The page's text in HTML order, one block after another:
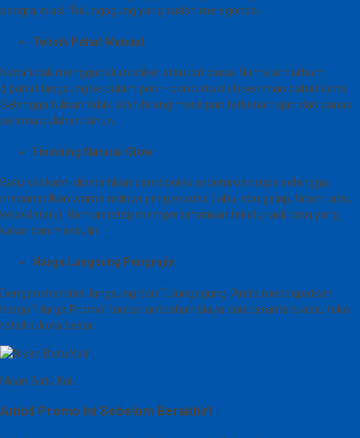
pengrajin asli Tulungagung yang sudah melegenda.
Teknik Pahat Manual
Kami tidak menggunakan stiker atau cat biasa. Nama almarhum
dipahat langsung ke dalam pori – pori batu oleh seniman pahat kami.
Sehingga tulisan tidak akan hilang meskipun terkena hujan dan panas
selama puluhan tahun.
Finishing Natural Glow
Batu kali kami dibersihkan dan dipoles sedemikian rupa sehingga
menampilkan warna aslinya yang eksotis ( abu-abu gelap, hitam, atau
kecoklatan ). Namun tetap mempertahankan tekstur asli batu yang
kasar dan maskulin.
Harga Langsung Pengrajin
Dengan membeli langsung dari Tulungagung. Anda mendapatkan
harga “Harga Promo” tanpa tambahan biaya dari perantara atau toko
retail di kota besar.
Nisan Batu Kali
Ambil Promo ini Sebelum Berakhir!